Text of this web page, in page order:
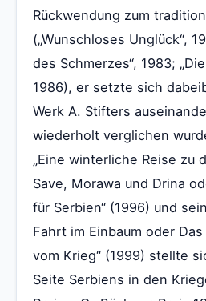
Rückwendung zum
(„Wunschloses Unglück“,
des Schmerzes“, 1983;
1986), er setzte sich
Werk A. Stifters
wiederholt verglichen
„Eine winterliche Reise zu
Save, Morawa und Drina
für Serbien“ (1996) und
Fahrt im Einbaum oder
vom Krieg“ (1999) stellte
Seite Serbiens in den